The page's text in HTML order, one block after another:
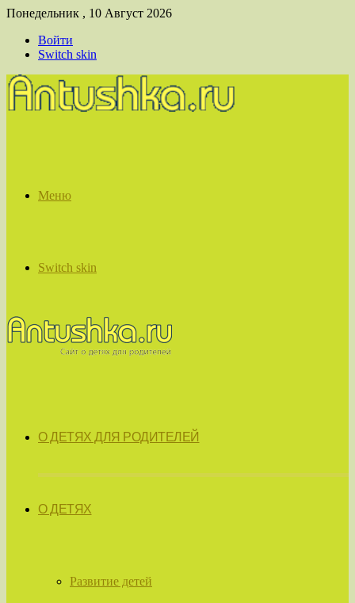
Понедельник , 10 Август 2026
Войти
Switch skin
Меню
Switch skin
О ДЕТЯХ ДЛЯ РОДИТЕЛЕЙ
О ДЕТЯХ
Развитие детей